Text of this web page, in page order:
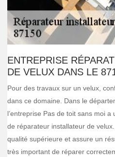
ENTREPRISE
DE VELUX DANS LE
Pour des travaux sur un velux,
dans ce domaine. Dans le
l’entreprise Pas de toit sans moi
de réparateur installateur de
qualité supérieure et assure un
très important de réparer